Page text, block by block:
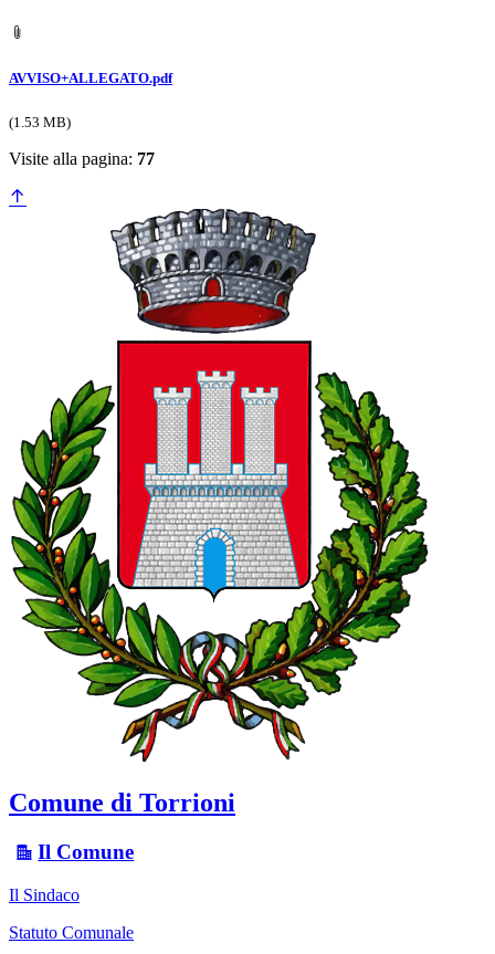
AVVISO+ALLEGATO.pdf
(1.53 MB)
Visite alla pagina: 77
Comune di Torrioni
Il Comune
Il Sindaco
Statuto Comunale